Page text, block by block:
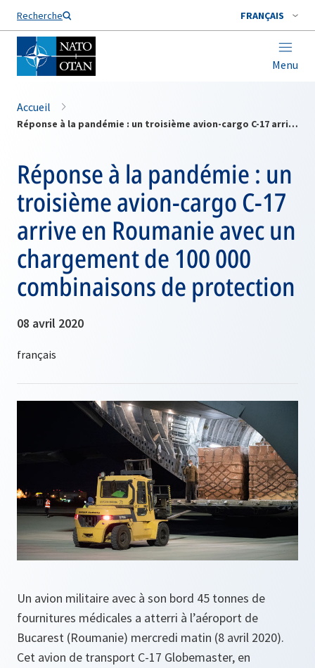
Recherche FRANÇAIS
Menu
Nom de famille*
Accueil
Réponse à la pandémie : un troisième avion-cargo C-17 arrive en Roumanie avec un chargement de 100 000 combinaisons de protection
Réponse à la pandémie : un
troisième avion-cargo C-17
arrive en Roumanie avec un
chargement de 100 000
combinaisons de protection
08 avril 2020
Un avion militaire avec à son bord 45 tonnes de
fournitures médicales a atterri à l’aéroport de
Bucarest (Roumanie) mercredi matin (8 avril 2020).
Cet avion de transport C-17 Globemaster, en